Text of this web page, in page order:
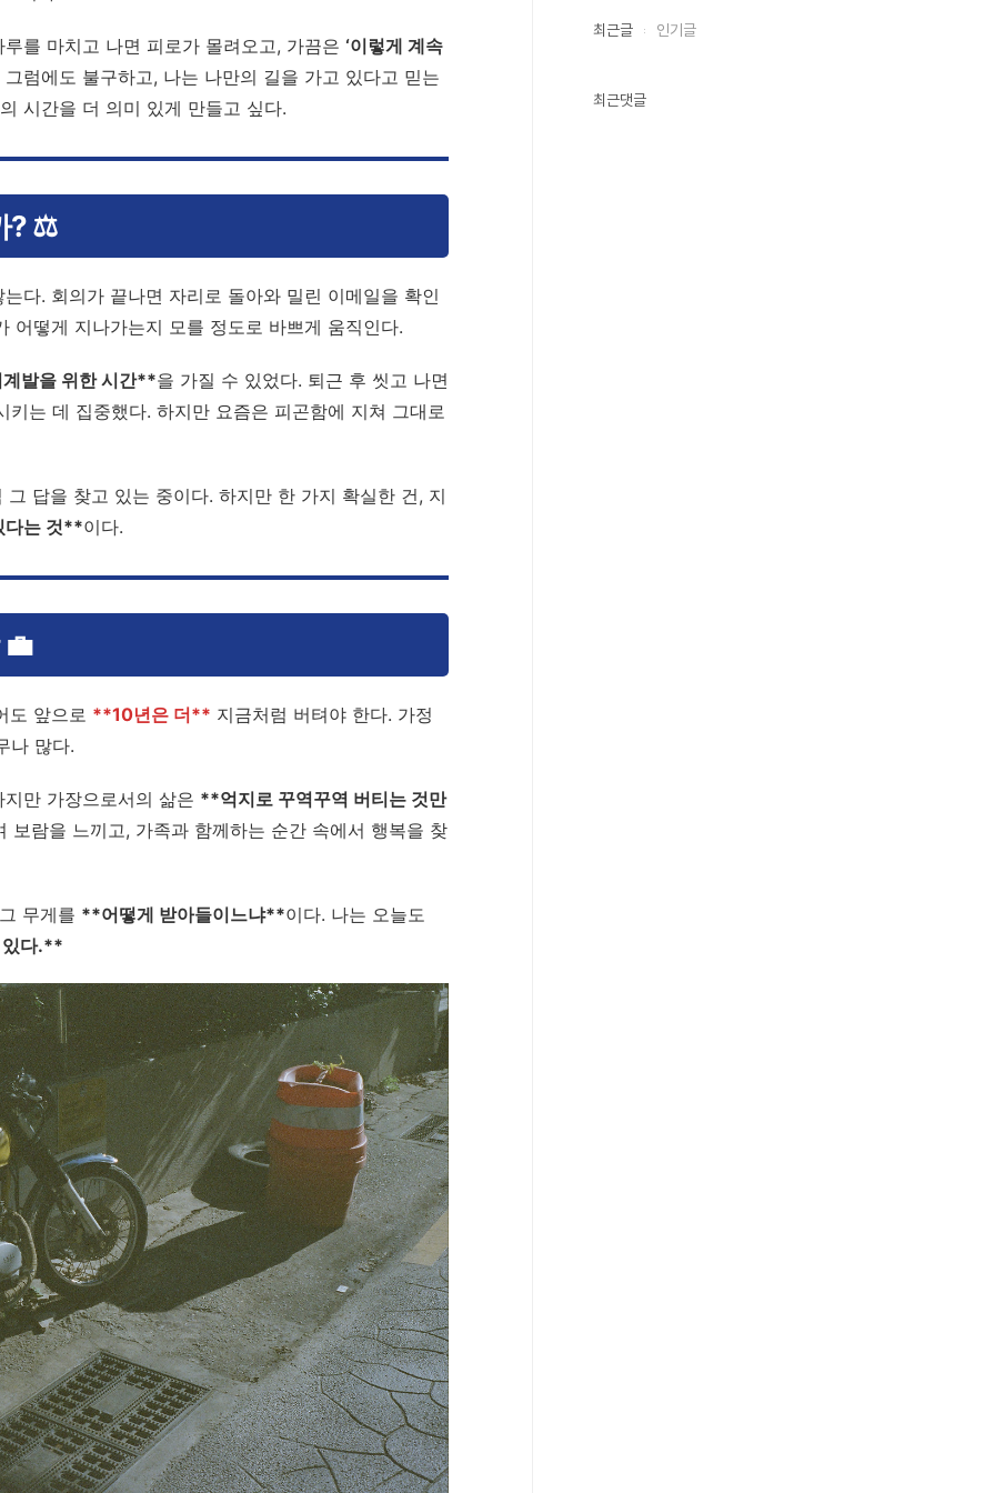
를 마치고 나면 피로가 몰려오고, 가끔은 ‘이렇게 계속
럼에도 불구하고, 나는 나만의 길을 가고 있다고 믿는
시간을 더 의미 있게 만들고 싶다.
? ⚖️
다. 회의가 끝나면 자리로 돌아와 밀린 이메일을 확인
어떻게 지나가는지 모를 정도로 바쁘게 움직인다.
발을 위한 시간**을 가질 수 있었다. 퇴근 후 씻고 나면
는 데 집중했다. 하지만 요즘은 피곤함에 지쳐 그대로
답을 찾고 있는 중이다. 하지만 한 가지 확실한 건, 지
다는 것**이다.
도 앞으로 **10년은 더** 지금처럼 버텨야 한다. 가정
나 많다.
만 가장으로서의 삶은 **억지로 꾸역꾸역 버티는 것만
보람을 느끼고, 가족과 함께하는 순간 속에서 행복을 찾
무게를 **어떻게 받아들이느냐**이다. 나는 오늘도
있다.**
최근글 인기글
최근댓글